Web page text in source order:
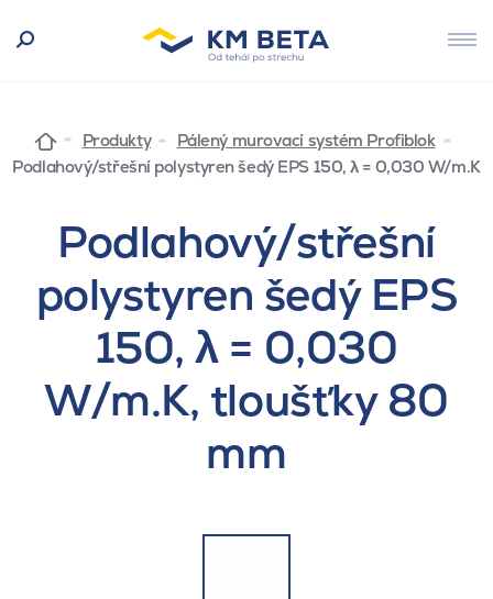
Produkty
Pálený murovací systém Profiblok
Podlahový/střešní polystyren šedý EPS 150, λ = 0,030 W/m.K
Podlahový/střešní
polystyren šedý EPS
150, λ = 0,030
W/m.K, tloušťky 80
mm